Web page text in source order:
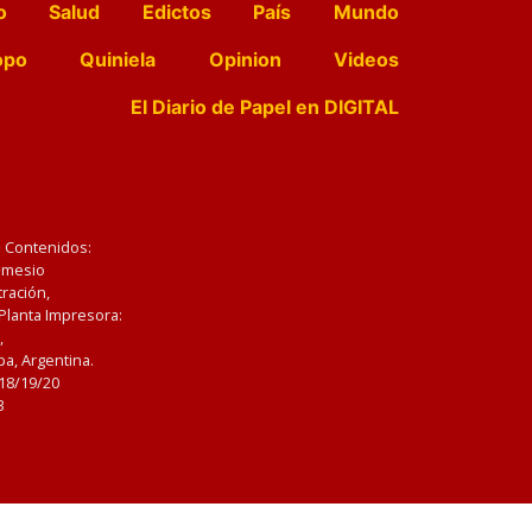
Salud Edictos País
Mundo
Quiniela Opinion
Videos
El Diario de Papel en DIGITAL
Impresora:
Argentina.
19/20